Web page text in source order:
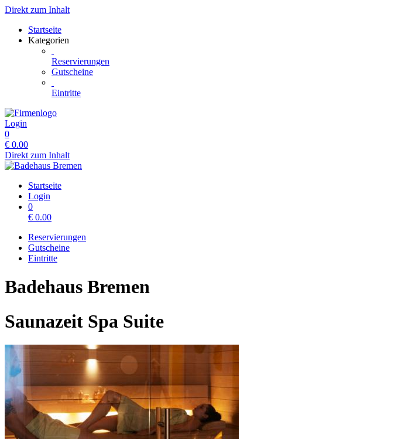
Direkt zum Inhalt
Startseite
Kategorien
Reservierungen
Gutscheine
Eintritte
Login
0
€ 0.00
Direkt zum Inhalt
Startseite
Login
0
€ 0.00
Reservierungen
Gutscheine
Eintritte
Badehaus Bremen
Saunazeit Spa Suite